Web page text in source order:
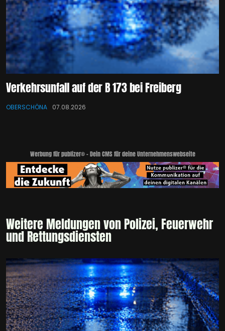
Verkehrsunfall auf der B 173 bei Freiberg
OBERSCHÖNA 07.08.2026
Werbung für publizer® - Dein CMS für deine Unternehmenswebseite
Weitere Meldungen von Polizei, Feuerwehr
und Rettungsdiensten